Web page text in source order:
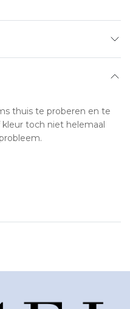
thuis te proberen en te
toch niet helemaal